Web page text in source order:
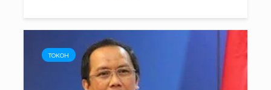
TOKOH